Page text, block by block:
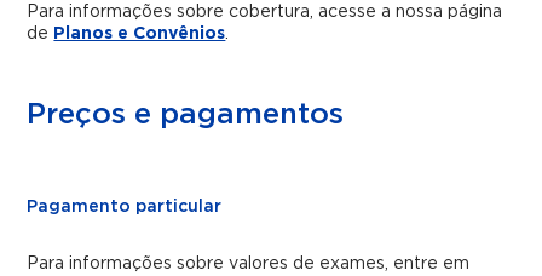
Para informações sobre cobertura, acesse a nossa página
de Planos e Convênios.
Preços e pagamentos
Pagamento particular
Para informações sobre valores de exames, entre em